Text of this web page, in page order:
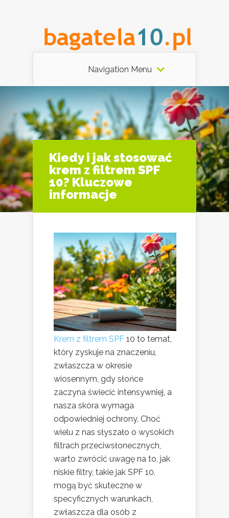
Navigation Menu
Kiedy i jak stosować
krem z filtrem SPF
10? Kluczowe
informacje
Krem z filtrem SPF 10 to temat,
który zyskuje na znaczeniu,
zwłaszcza w okresie
wiosennym, gdy słońce
zaczyna świecić intensywniej, a
nasza skóra wymaga
odpowiedniej ochrony. Choć
wielu z nas słyszało o wysokich
filtrach przeciwsłonecznych,
warto zwrócić uwagę na to, jak
niskie filtry, takie jak SPF 10,
mogą być skuteczne w
specyficznych warunkach,
zwłaszcza dla osób z